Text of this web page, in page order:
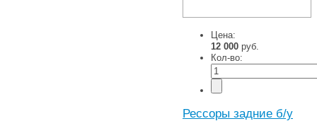
Цена:
12 000 руб.
Кол-во:
Рессоры задние б/у